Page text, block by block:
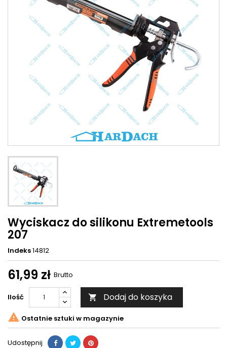
Wyciskacz do silikonu Extremetools
207
Indeks14812
61,99 zł Brutto
Ilość  Dodaj do koszyka
 Ostatnie sztuki w magazynie
Udostępnij